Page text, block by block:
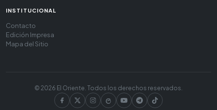
INSTITUCIONAL
Contacto
Edición Impresa
Mapa del Sitio
© 2026 El Oriente. Todos los derechos reservados.